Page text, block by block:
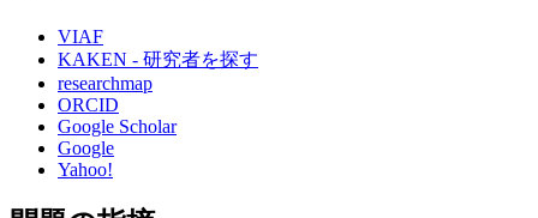
VIAF
KAKEN - 研究者を探す
researchmap
ORCID
Google Scholar
Google
Yahoo!